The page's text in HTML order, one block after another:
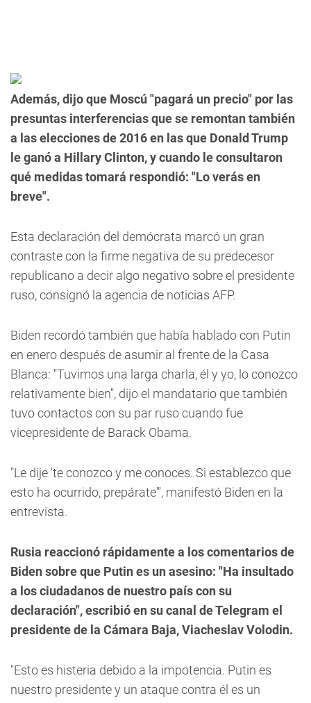
Además, dijo que Moscú "pagará un precio" por las
presuntas interferencias que se remontan también
a las elecciones de 2016 en las que Donald Trump
le ganó a Hillary Clinton, y cuando le consultaron
qué medidas tomará respondió: "Lo verás en
breve".
Esta declaración del demócrata marcó un gran
contraste con la firme negativa de su predecesor
republicano a decir algo negativo sobre el presidente
ruso, consignó la agencia de noticias AFP.
Biden recordó también que había hablado con Putin
en enero después de asumir al frente de la Casa
Blanca: "Tuvimos una larga charla, él y yo, lo conozco
relativamente bien", dijo el mandatario que también
tuvo contactos con su par ruso cuando fue
vicepresidente de Barack Obama.
"Le dije 'te conozco y me conoces. Si establezco que
esto ha ocurrido, prepárate'", manifestó Biden en la
entrevista.
Rusia reaccionó rápidamente a los comentarios de
Biden sobre que Putin es un asesino: "Ha insultado
a los ciudadanos de nuestro país con su
declaración", escribió en su canal de Telegram el
presidente de la Cámara Baja, Viacheslav Volodin.
"Esto es histeria debido a la impotencia. Putin es
nuestro presidente y un ataque contra él es un